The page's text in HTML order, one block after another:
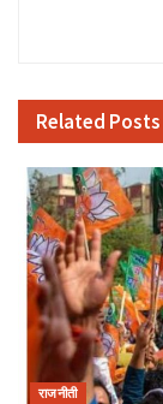
Related Posts
राजनीती